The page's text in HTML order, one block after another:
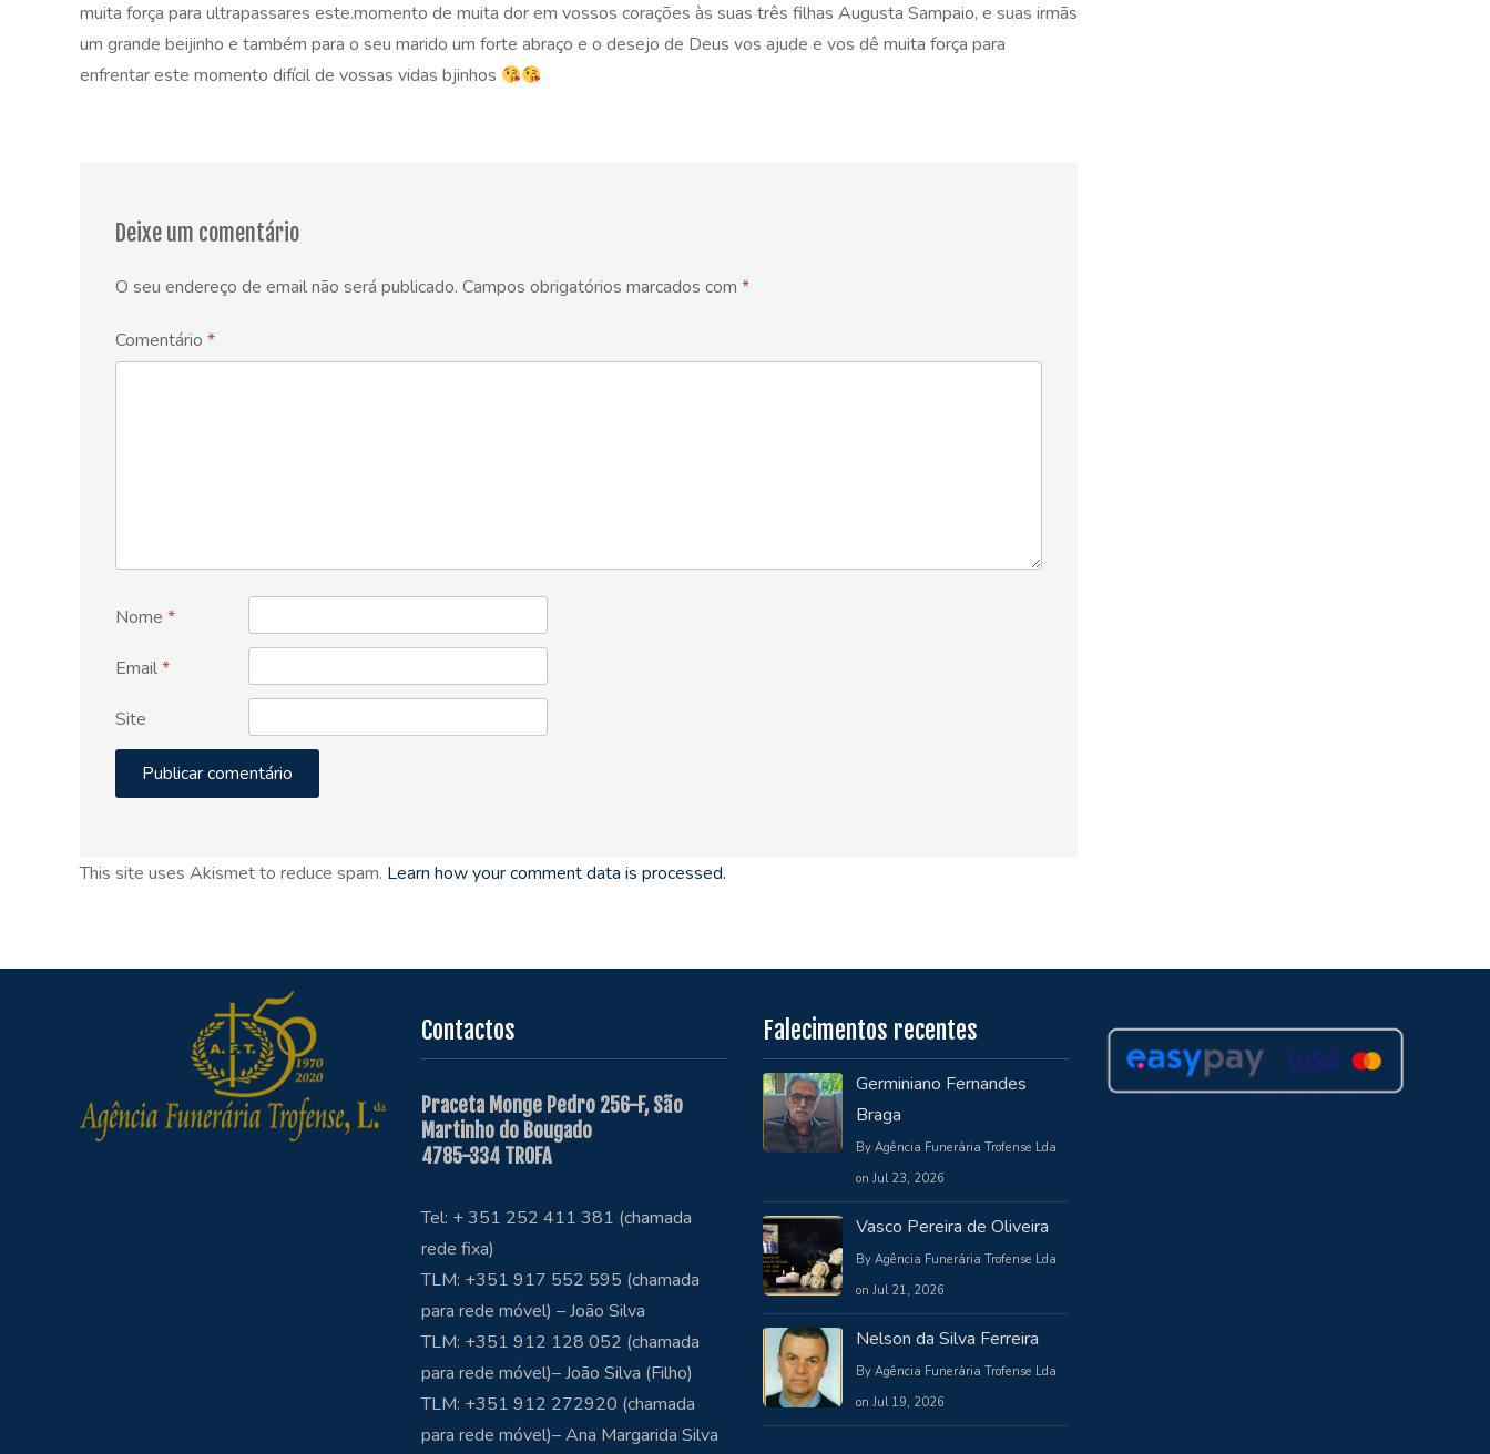
muita força para ultrapassares este.momento de muita dor em vossos corações às suas três filhas Augusta Sampaio, e suas irmãs
um grande beijinho e também para o seu marido um forte abraço e o desejo de Deus vos ajude e vos dê muita força para
enfrentar este momento difícil de vossas vidas bjinhos
Deixe um comentário
O seu endereço de email não será publicado. Campos obrigatórios marcados com *
Comentário *
Nome *
Email*
Site
This site uses Akismet to reduce spam. Learn how your comment data is processed.
Contactos
Praceta Monge Pedro 256-F, São
Martinho do Bougado
4785-334 TROFA
Tel: + 351 252 411 381 (chamada
rede fixa)
TLM: +351 917 552 595 (chamada
para rede móvel) – João Silva
TLM: +351 912 128 052 (chamada
para rede móvel)– João Silva (Filho)
TLM: +351 912 272920 (chamada
para rede móvel)– Ana Margarida Silva
Falecimentos recentes
Germiniano Fernandes
Braga
By Agência Funerária Trofense Lda
on Jul 23, 2026
Vasco Pereira de Oliveira
By Agência Funerária Trofense Lda
on Jul 21, 2026
Nelson da Silva Ferreira
By Agência Funerária Trofense Lda
on Jul 19, 2026